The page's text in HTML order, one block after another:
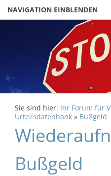
NAVIGATION EINBLENDEN
Sie sind hier: Ihr Forum für
Urteilsdatenbank » Bußgeld
Bußgeld